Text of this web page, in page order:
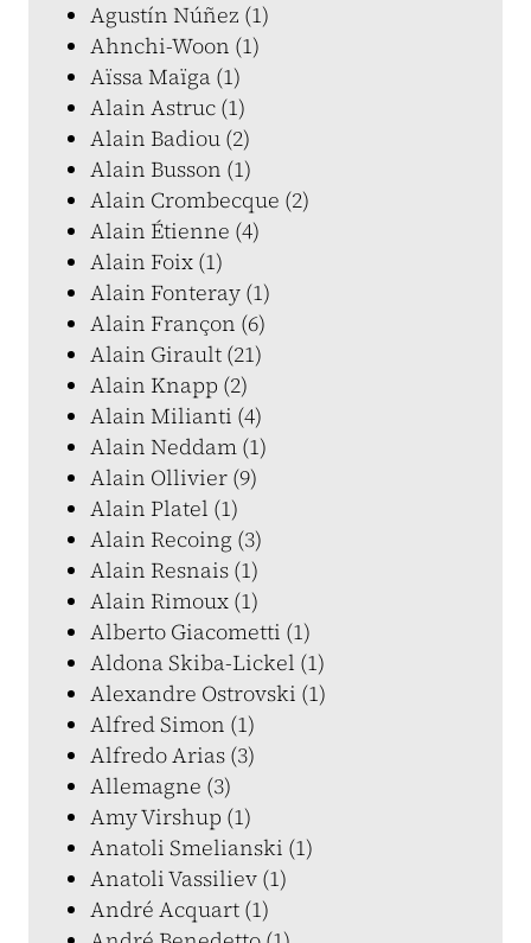
Agustín Núñez (1)
Ahnchi-Woon (1)
Aïssa Maïga (1)
Alain Astruc (1)
Alain Badiou (2)
Alain Busson (1)
Alain Crombecque (2)
Alain Étienne (4)
Alain Foix (1)
Alain Fonteray (1)
Alain Françon (6)
Alain Girault (21)
Alain Knapp (2)
Alain Milianti (4)
Alain Neddam (1)
Alain Ollivier (9)
Alain Platel (1)
Alain Recoing (3)
Alain Resnais (1)
Alain Rimoux (1)
Alberto Giacometti (1)
Aldona Skiba-Lickel (1)
Alexandre Ostrovski (1)
Alfred Simon (1)
Alfredo Arias (3)
Allemagne (3)
Amy Virshup (1)
Anatoli Smelianski (1)
Anatoli Vassiliev (1)
André Acquart (1)